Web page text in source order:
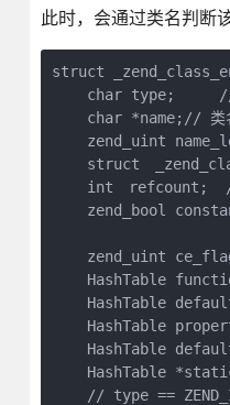
此时，会通过类名判断
struct
char type;
char *name;// 类
zend_uint
struct　
int　refcount;
zend_bool
zend_uint
HashTable
HashTable
HashTable
HashTable
HashTable
// type ==